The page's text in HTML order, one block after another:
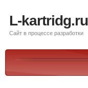
L-kartridg.ru
Сайт в процессе разработки